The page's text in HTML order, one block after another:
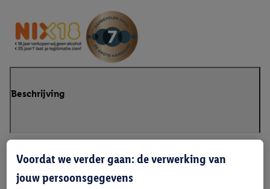
Beschrijving
Voordat we verder gaan: de verwerking van
jouw persoonsgegevens